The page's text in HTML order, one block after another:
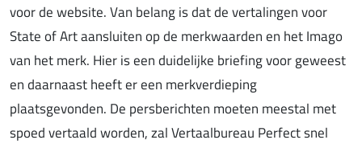
voor de website. Van belang is dat de vertalingen voor
State of Art aansluiten op de merkwaarden en het Imago
van het merk. Hier is een duidelijke briefing voor geweest
en daarnaast heeft er een merkverdieping
plaatsgevonden. De persberichten moeten meestal met
spoed vertaald worden, zal Vertaalbureau Perfect snel